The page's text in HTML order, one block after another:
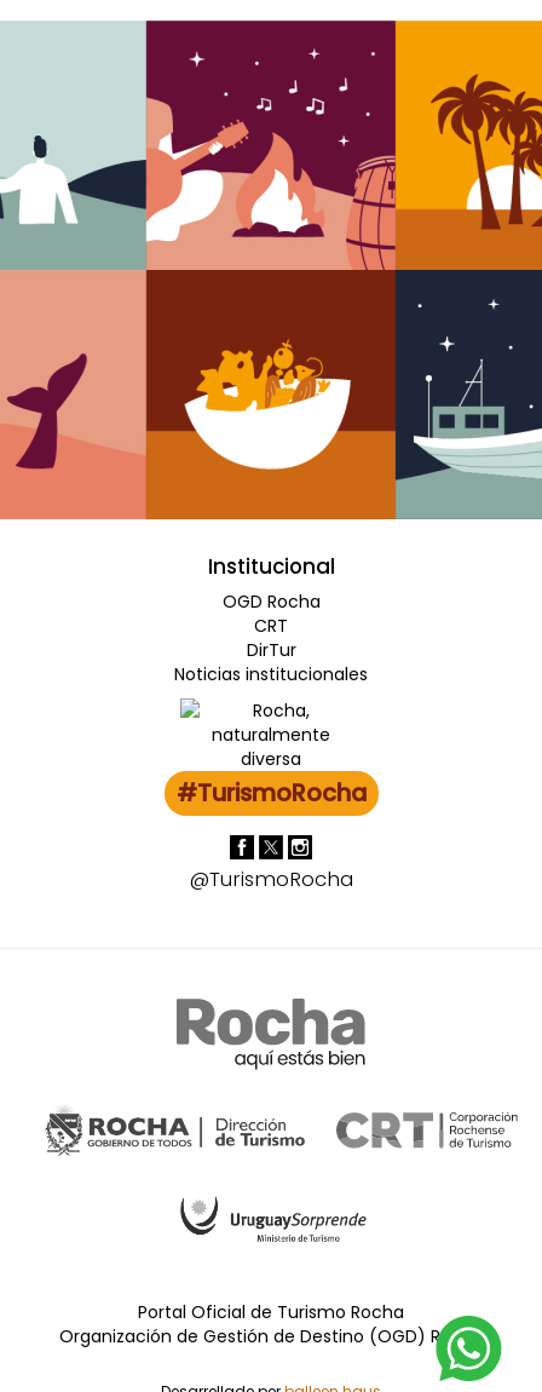
Institucional
OGD Rocha
CRT
DirTur
Noticias institucionales
#TurismoRocha
@TurismoRocha
Portal Oficial de Turismo Rocha
Organización de Gestión de Destino (OGD) Rocha